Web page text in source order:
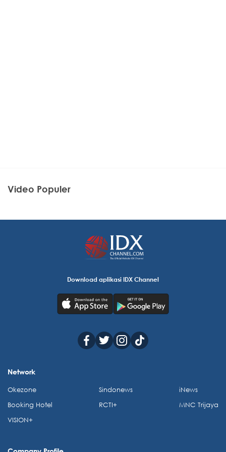
Video Populer
Download aplikasi IDX Channel
Network
Okezone
Booking Hotel
VISION+
Sindonews
RCTI+
iNews
MNC Trijaya